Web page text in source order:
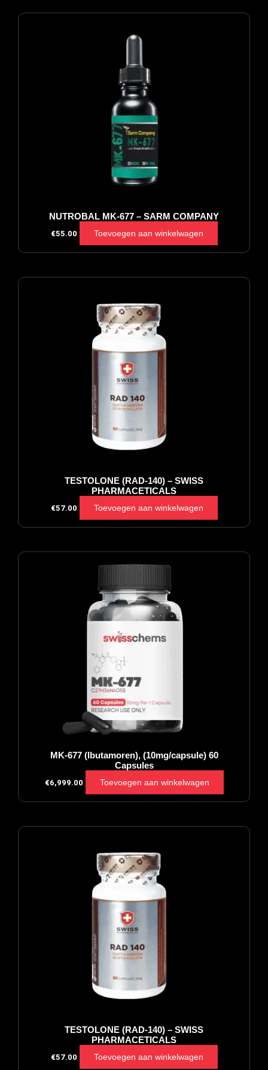
NUTROBAL MK-677 – SARM COMPANY
€55.00 Toevoegen aan winkelwagen
TESTOLONE (RAD-140) – SWISS
PHARMACETICALS
€57.00 Toevoegen aan winkelwagen
MK-677 (Ibutamoren), (10mg/capsule) 60
Capsules
€6,999.00 Toevoegen aan winkelwagen
TESTOLONE (RAD-140) – SWISS
PHARMACETICALS
€57.00 Toevoegen aan winkelwagen